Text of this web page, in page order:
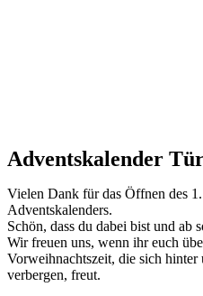
Adventskalender
Vielen Dank für das Öffnen des
Adventskalenders.
Schön, dass du dabei bist und ab
Wir freuen uns, wenn ihr euch
Vorweihnachtszeit, die sich
verbergen, freut.